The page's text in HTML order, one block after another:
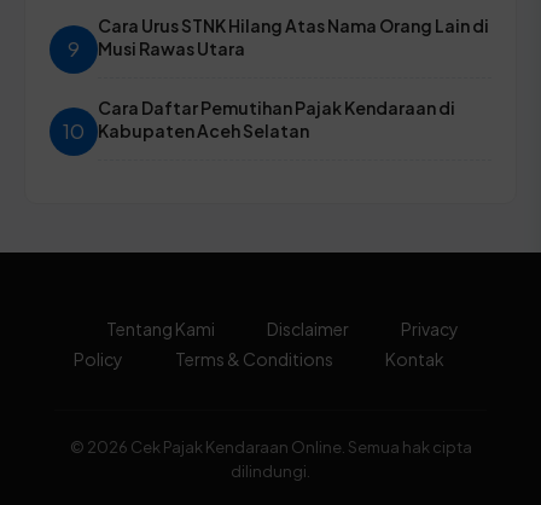
9
Cara Urus STNK Hilang Atas Nama Orang Lain di
Musi Rawas Utara
10
Cara Daftar Pemutihan Pajak Kendaraan di
Kabupaten Aceh Selatan
Tentang Kami Disclaimer
Privacy
Policy
Terms & Conditions Kontak
© 2026 Cek Pajak Kendaraan Online. Semua hak cipta
dilindungi.